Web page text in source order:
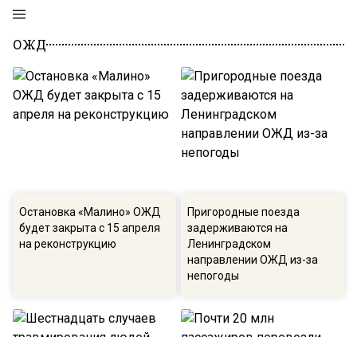
ОЖД
Остановка «Малино» ОЖД
будет закрыта с 15 апреля
на реконструкцию
Пригородные поезда
задерживаются на
Ленинградском
направлении ОЖД из-за
непогоды